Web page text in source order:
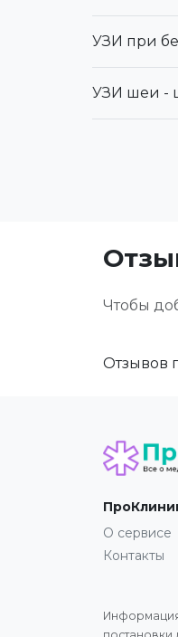
УЗИ при
УЗИ шеи -
Чтобы
Отзывов
О сервисе
Контакты